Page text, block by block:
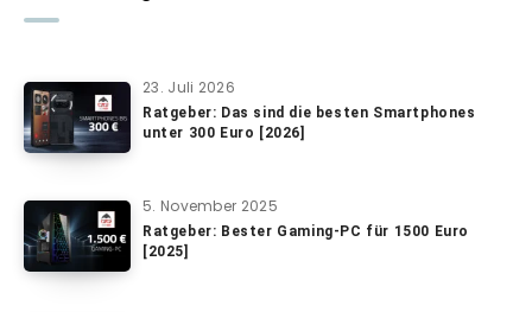
23. Juli 2026
Ratgeber: Das sind die besten Smartphones
unter 300 Euro [2026]
5. November 2025
Ratgeber: Bester Gaming-PC für 1500 Euro
[2025]